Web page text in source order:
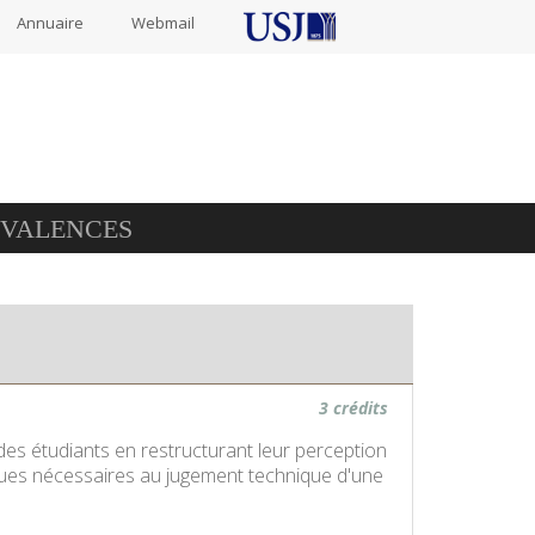
Annuaire Webmail
3 crédits
étudiants en restructurant leur perception
nécessaires au jugement technique d'une